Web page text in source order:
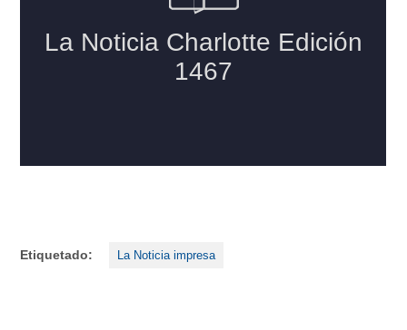
Etiquetado: La Noticia impresa